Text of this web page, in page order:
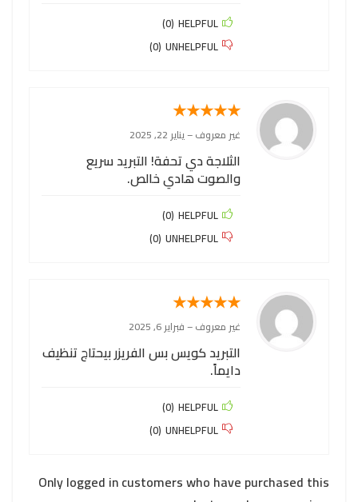
HELPFUL
(
0
)
UNHELPFUL
(
0
)
★
★
★
★
★
غير معروف–يناير 22, 2025
الثلاجة دي تحفة! التبريد سريع
والصوت هادي خالص.
HELPFUL
(
0
)
UNHELPFUL
(
0
)
★
★
★
★
★
غير معروف–فبراير 6, 2025
التبريد كويس بس الفريزر بيحتاج تنظيف
دايماً.
HELPFUL
(
0
)
UNHELPFUL
(
0
)
Only logged in customers who have purchased this